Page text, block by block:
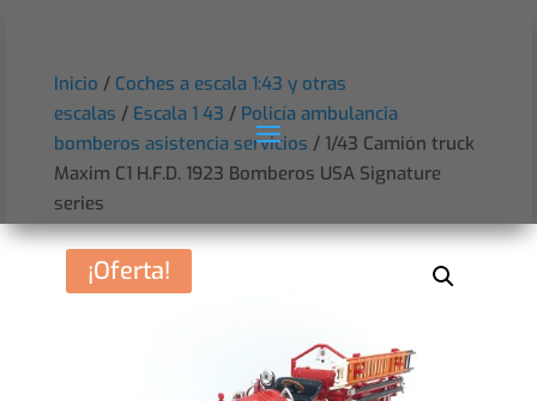
Inicio / Coches a escala 1:43 y otras
escalas / Escala 1 43 / Policía ambulancia
bomberos asistencia servicios / 1/43 Camión truck
Maxim C1 H.F.D. 1923 Bomberos USA Signature
series
¡Oferta!